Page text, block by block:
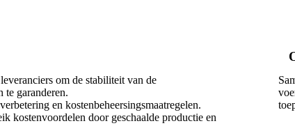
om de stabiliteit van de
te garanderen.
en kostenbeheersingsmaatregelen.
kostenvoordelen door geschaalde productie en